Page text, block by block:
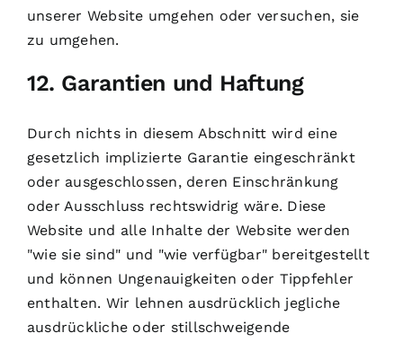
unserer Website umgehen oder versuchen, sie
zu umgehen.
12. Garantien und Haftung
Durch nichts in diesem Abschnitt wird eine
gesetzlich implizierte Garantie eingeschränkt
oder ausgeschlossen, deren Einschränkung
oder Ausschluss rechtswidrig wäre. Diese
Website und alle Inhalte der Website werden
"wie sie sind" und "wie verfügbar" bereitgestellt
und können Ungenauigkeiten oder Tippfehler
enthalten. Wir lehnen ausdrücklich jegliche
ausdrückliche oder stillschweigende